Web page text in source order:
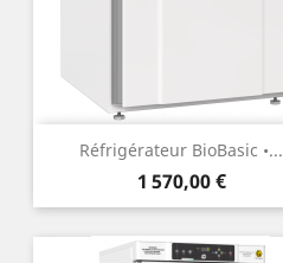
Réfrigérateur BioBasic •...
Prix
1 570,00 €